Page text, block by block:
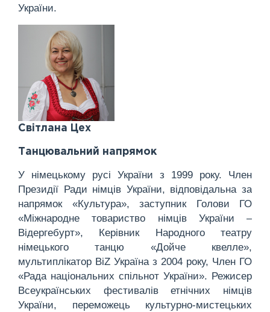
України.
Світлана Цех
Танцювальний напрямок
У німецькому русі України з 1999 року. Член
Президії Ради німців України, відповідальна за
напрямок «Культура», заступник Голови ГО
«Міжнародне товариство німців України –
Відергебурт», Керівник Народного театру
німецького танцю «Дойче квелле»,
мультиплікатор ВiZ Україна з 2004 року, Член ГО
«Рада національних спільнот України». Режисер
Всеукраїнських фестивалів етнічних німців
України, переможець культурно-мистецьких